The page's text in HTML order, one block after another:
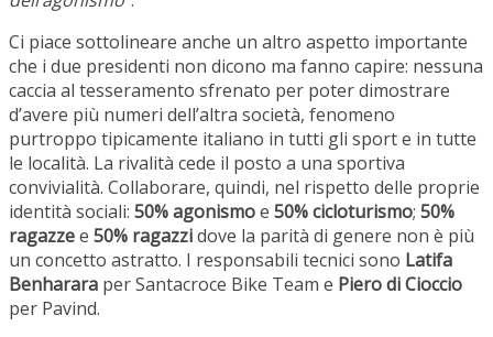
Ci piace sottolineare anche un altro aspetto importante
che i due presidenti non dicono ma fanno capire: nessuna
caccia al tesseramento sfrenato per poter dimostrare
d’avere più numeri dell’altra società, fenomeno
purtroppo tipicamente italiano in tutti gli sport e in tutte
le località. La rivalità cede il posto a una sportiva
convivialità. Collaborare, quindi, nel rispetto delle proprie
identità sociali: 50% agonismoe 50% cicloturismo; 50%
ragazzee 50% ragazzidove la parità di genere non è più
un concetto astratto. I responsabili tecnici sono Latifa
Benharara per Santacroce Bike Team e Piero di Cioccio
per Pavind.